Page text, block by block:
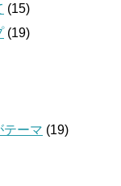
(15)
(19)
テーマ (19)